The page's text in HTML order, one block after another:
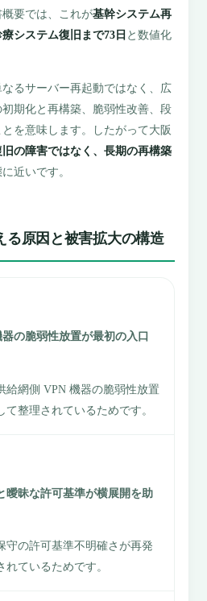
要では、これが基幹システム再
システム復旧まで73日 と数値化
るサーバー再起動ではなく、広
期化と再構築、脆弱性改善、段
を意味します。したがって大阪
旧の障害ではなく、長期の再構築
近いです。
る原因と被害拡大の構造
の脆弱性放置が最初の入口
給網側 VPN 機器の脆弱性放置
整理されているためです。
曖昧な許可基準が横展開を助
守の許可基準不明確さが再発
ているためです。